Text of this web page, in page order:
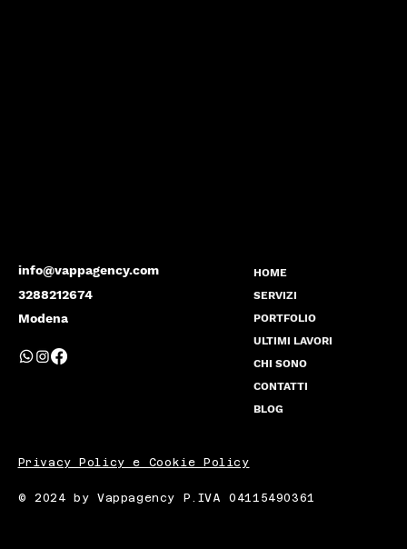
info@vappagency.com
3288212674
Modena
HOME
SERVIZI
PORTFOLIO
ULTIMI LAVORI
CHI SONO
CONTATTI
BLOG
Privacy Policy e Cookie Policy
© 2024 by Vappagency P.IVA 04115490361